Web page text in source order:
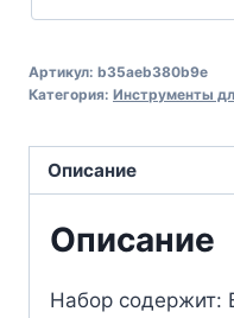
Артикул: b35aeb380b9e
Категория: Инструменты
Описание
Описание
Набор содержит: